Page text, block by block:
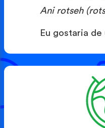
Ani rotseh
Eu gostaria